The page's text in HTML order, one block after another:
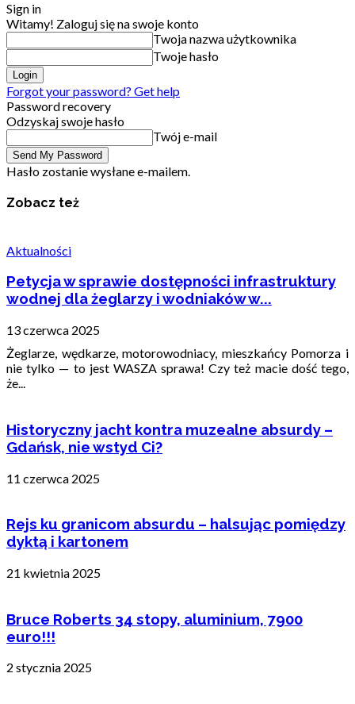
Sign in
Witamy! Zaloguj się na swoje konto
Twoja nazwa użytkownika
Twoje hasło
Forgot your password? Get help
Password recovery
Odzyskaj swoje hasło
Twój e-mail
Hasło zostanie wysłane e-mailem.
Zobacz też
Aktualności
Petycja w sprawie dostępności infrastruktury
wodnej dla żeglarzy i wodniaków w...
13 czerwca 2025
Żeglarze, wędkarze, motorowodniacy, mieszkańcy Pomorza i
nie tylko — to jest WASZA sprawa! Czy też macie dość tego,
że...
Historyczny jacht kontra muzealne absurdy –
Gdańsk, nie wstyd Ci?
11 czerwca 2025
Rejs ku granicom absurdu – halsując pomiędzy
dyktą i kartonem
21 kwietnia 2025
Bruce Roberts 34 stopy, aluminium, 7900
euro!!!
2 stycznia 2025